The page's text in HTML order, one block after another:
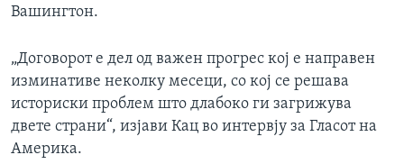
Вашингтон.
„Договорот е дел од важен прогрес кој е направен
изминативе неколку месеци, со кој се решава
историски проблем што длабоко ги загрижува
двете страни“, изјави Кац во интервју за Гласот на
Америка.